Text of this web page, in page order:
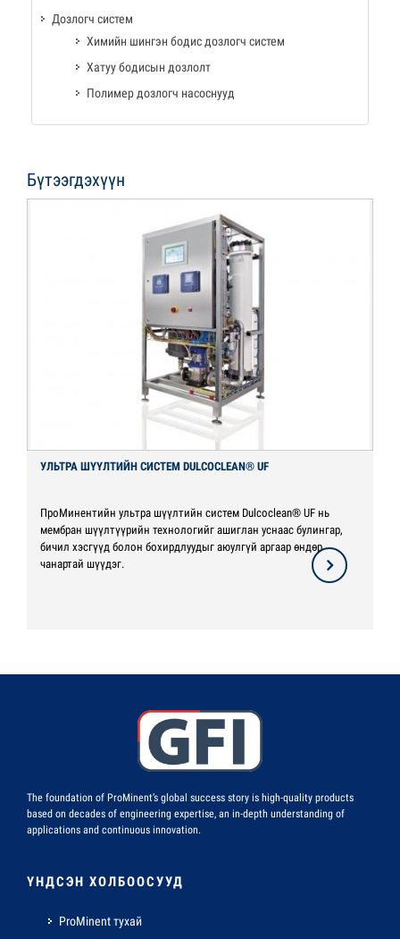
Дозлогч систем
Химийн шингэн бодис дозлогч систем
Хатуу бодисын дозлолт
Полимер дозлогч насоснууд
Бүтээгдэхүүн
УЛЬТРА ШҮҮЛТИЙН СИСТЕМ DULCOCLEAN® UF
ПроМинентийн ультра шүүлтийн систем Dulcoclean® UF нь
мембран шүүлтүүрийн технологийг ашиглан уснаас булингар,
бичил хэсгүүд болон бохирдлуудыг аюулгүй аргаар өндөр
чанартай шүүдэг.
The foundation of ProMinent’s global success story is high-quality products
based on decades of engineering expertise, an in-depth understanding of
applications and continuous innovation.
ҮНДСЭН ХОЛБООСУУД
ProMinent тухай